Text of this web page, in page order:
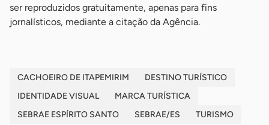
ser reproduzidos gratuitamente, apenas para fins
jornalísticos, mediante a citação da Agência.
CACHOEIRO DE ITAPEMIRIM
DESTINO TURÍSTICO
IDENTIDADE VISUAL
MARCA TURÍSTICA
SEBRAE ESPÍRITO SANTO
SEBRAE/ES TURISMO